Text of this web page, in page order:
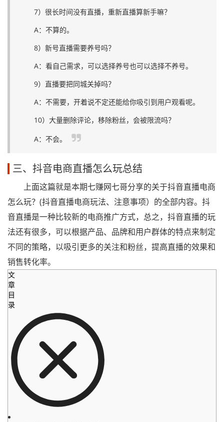
7）很长时间没有直播，重新直播算新手嘛？
A：不算的。
8）新号直播需要养号吗？
A：看自己需求，可以选择养号也可以选择不养号。
9）直播要把同城关掉吗？
A：不需要，开着说不定还能给你吸引到用户观看呢。
10）大量删除评论，移除粉丝，会被限流吗？
A：不会。
三、抖音电商直播怎么玩总结
上面这篇就是本期七赚网七哥分享的关于抖音直播电商
怎么玩？(抖音直播电商玩法、注意事项）的全部内容。抖
音直播是一种比较新的电商推广方式，总之，抖音直播的玩
法还有很多，可以根据产品、品牌和用户群体的特点来制定
不同的策略，以吸引更多的关注和粉丝，提高直播的效果和
销售转化率。
文
章
目
录